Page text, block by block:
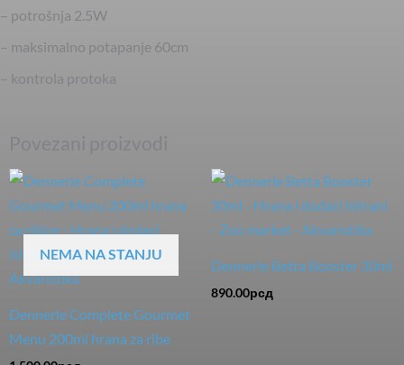
– potrošnja 2.5W
– maksimalno potapanje 60cm
– kontrola protoka
NEMA NA STANJU
Dennerle Complete Gourmet
Menu 200ml hrana za ribe
Dennerle Betta Booster 30ml
890.00рсд